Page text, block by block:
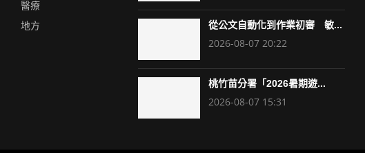
醫療
地方
從公文自動化到作業初審 敏...
2026-08-07 20:22
桃竹苗分署「2026暑期遊...
2026-08-07 15:31